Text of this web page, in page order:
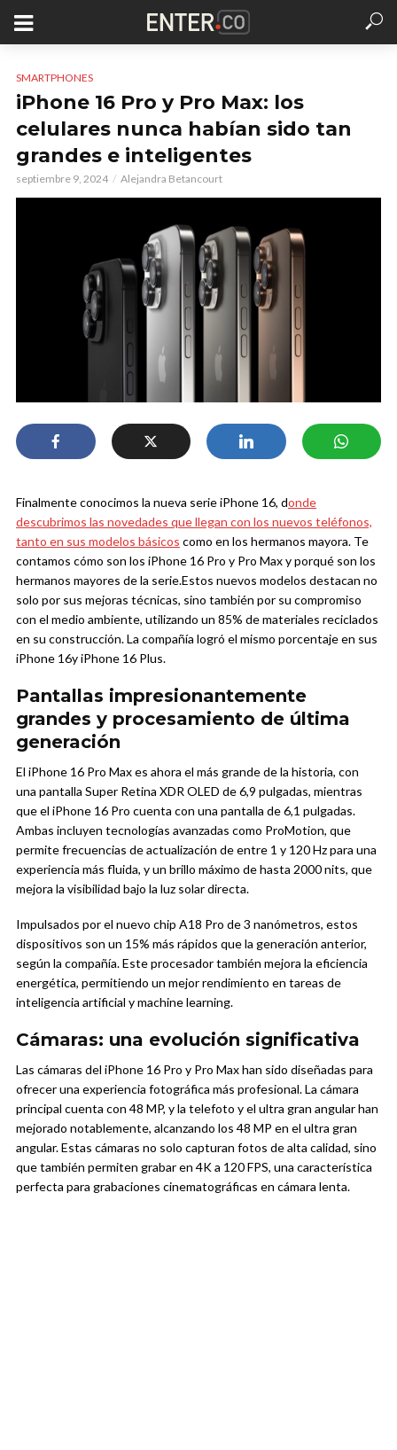
SMARTPHONES
iPhone 16 Pro y Pro Max: los
celulares nunca habían sido tan
grandes e inteligentes
septiembre 9, 2024 Alejandra Betancourt
Finalmente conocimos la nueva serie iPhone 16, donde
descubrimos las novedades que llegan con los nuevos teléfonos,
tanto en sus modelos básicos como en los hermanos mayora. Te
contamos cómo son los iPhone 16 Pro y Pro Max y porqué son los
hermanos mayores de la serie.Estos nuevos modelos destacan no
solo por sus mejoras técnicas, sino también por su compromiso
con el medio ambiente, utilizando un 85% de materiales reciclados
en su construcción. La compañía logró el mismo porcentaje en sus
iPhone 16y iPhone 16 Plus.
Pantallas impresionantemente
grandes y procesamiento de última
generación
El iPhone 16 Pro Max es ahora el más grande de la historia, con
una pantalla Super Retina XDR OLED de 6,9 pulgadas, mientras
que el iPhone 16 Pro cuenta con una pantalla de 6,1 pulgadas.
Ambas incluyen tecnologías avanzadas como ProMotion, que
permite frecuencias de actualización de entre 1 y 120 Hz para una
experiencia más fluida, y un brillo máximo de hasta 2000 nits, que
mejora la visibilidad bajo la luz solar directa.
Impulsados por el nuevo chip A18 Pro de 3 nanómetros, estos
dispositivos son un 15% más rápidos que la generación anterior,
según la compañía. Este procesador también mejora la eficiencia
energética, permitiendo un mejor rendimiento en tareas de
inteligencia artificial y machine learning.
Cámaras: una evolución significativa
Las cámaras del iPhone 16 Pro y Pro Max han sido diseñadas para
ofrecer una experiencia fotográfica más profesional. La cámara
principal cuenta con 48 MP, y la telefoto y el ultra gran angular han
mejorado notablemente, alcanzando los 48 MP en el ultra gran
angular. Estas cámaras no solo capturan fotos de alta calidad, sino
que también permiten grabar en 4K a 120 FPS, una característica
perfecta para grabaciones cinematográficas en cámara lenta.